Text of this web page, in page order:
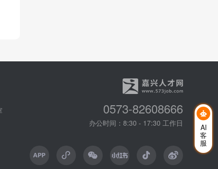
AI
客
服
0573-82608666
办公时间：8:30 - 17:30 工作日